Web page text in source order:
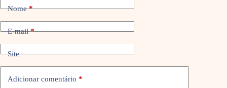
Nome*
E-mail*
Site
Adicionar comentário *